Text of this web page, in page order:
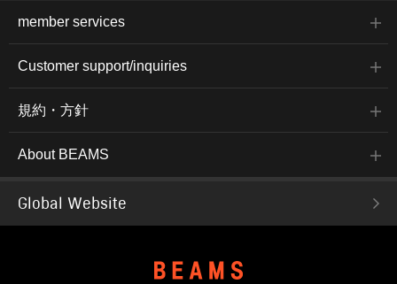
member services
Customer support/inquiries
規約・方針
About BEAMS
Global Website